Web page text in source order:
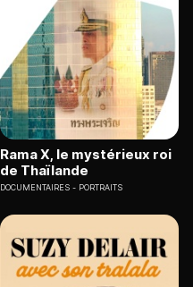
Rama X, le mystérieux roi
de Thaïlande
DOCUMENTAIRES PORTRAITS